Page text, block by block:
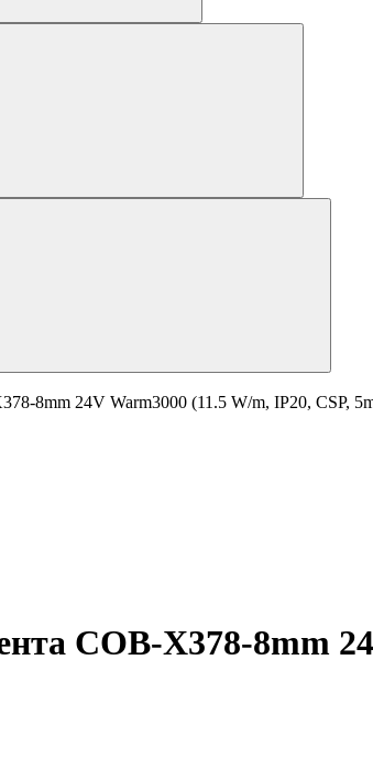
8mm 24V Warm3000 (11.5 W/m, IP20, CSP,
COB-X378-8mm